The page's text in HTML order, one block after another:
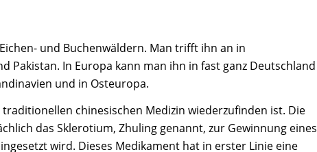
und Buchenwäldern. Man trifft ihn an in
Pakistan. In Europa kann man ihn in fast ganz Deutschland
und in Osteuropa.
chinesischen Medizin wiederzufinden ist. Die
das Sklerotium, Zhuling genannt, zur Gewinnung eines
wird. Dieses Medikament hat in erster Linie eine